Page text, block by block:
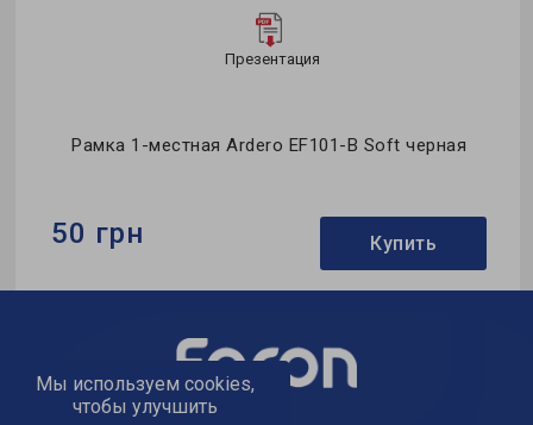
Презентация
Рамка 1-местная Ardero EF101-B Soft черная
50 грн Купить
Применение:для помещения
Мы используем cookies,
чтобы улучшить